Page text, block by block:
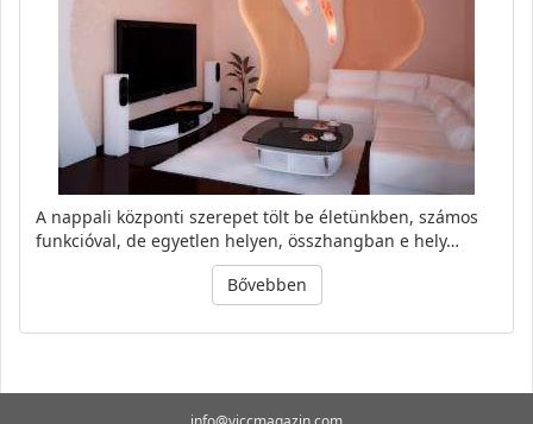
A nappali központi szerepet tölt be életünkben, számos
funkcióval, de egyetlen helyen, összhangban e hely…
Bővebben